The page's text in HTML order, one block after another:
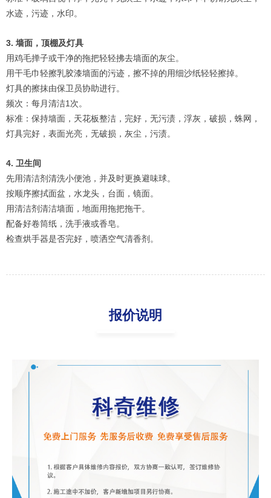
水迹，污迹，水印。
3. 墙面，顶棚及灯具
用鸡毛掸子或干净的拖把轻轻拂去墙面的灰尘。
用干毛巾轻擦乳胶漆墙面的污迹，擦不掉的用细沙纸轻轻擦掉。
灯具的擦抹由保卫员协助进行。
频次：每月清洁1次。
标准：保持墙面，天花板整洁，完好，无污渍，浮灰，破损，蛛网，
灯具完好，表面光亮，无破损，灰尘，污渍。
4. 卫生间
先用清洁剂清洗小便池，并及时更换避味球。
按顺序擦拭面盆，水龙头，台面，镜面。
用清洁剂清洁墙面，地面用拖把拖干。
配备好卷筒纸，洗手液或香皂。
检查烘手器是否完好，喷洒空气清香剂。
报价说明